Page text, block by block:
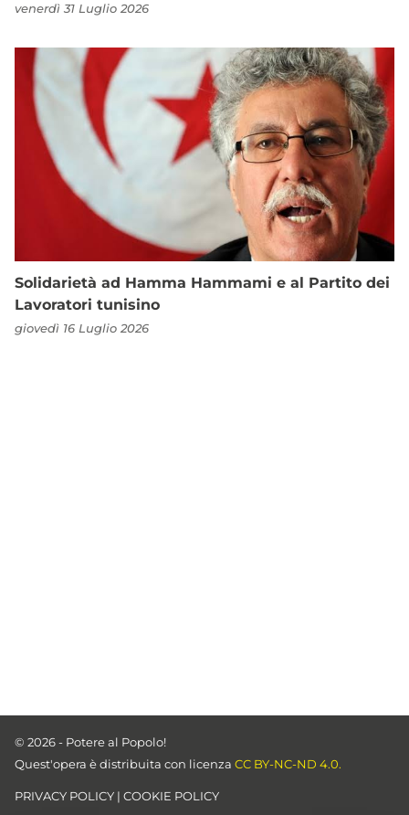
venerdì 31 Luglio 2026
Solidarietà ad Hamma Hammami e al Partito dei
Lavoratori tunisino
giovedì 16 Luglio 2026
© 2026 - Potere al Popolo!
Quest'opera è distribuita con licenza CC BY-NC-ND 4.0.
PRIVACY POLICY | COOKIE POLICY